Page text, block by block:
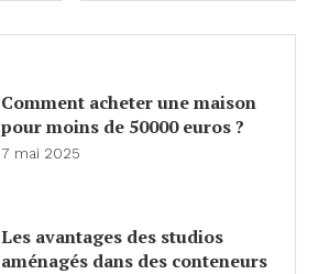
Comment acheter une maison
pour moins de 50000 euros ?
7 mai 2025
Les avantages des studios
aménagés dans des conteneurs